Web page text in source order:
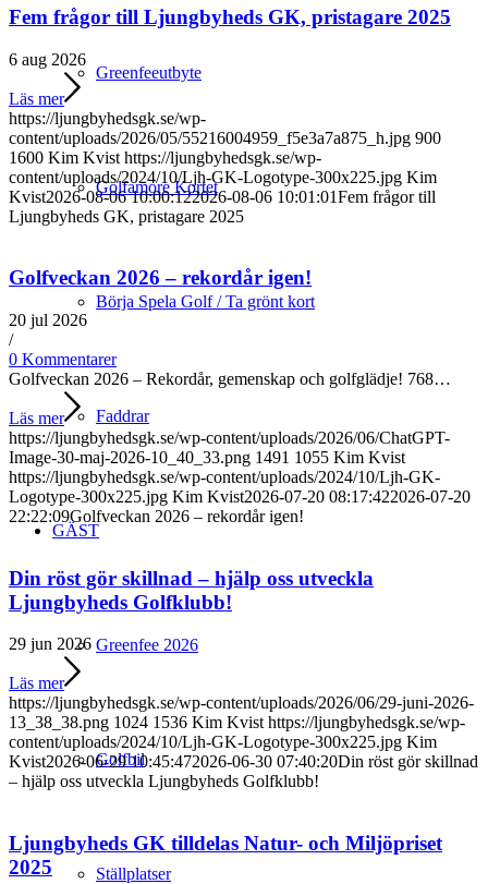
Greenfeeutbyte
Golfamore Kortet
Börja Spela Golf / Ta grönt kort
Faddrar
GÄST
Greenfee 2026
Golfbil
Ställplatser
Fem frågor till Ljungbyheds GK, pristagare 2025
6 aug 2026
Läs mer
https://ljungbyhedsgk.se/wp-
content/uploads/2026/05/55216004959_f5e3a7a875_h.jpg 900
1600 Kim Kvist https://ljungbyhedsgk.se/wp-
content/uploads/2024/10/Ljh-GK-Logotype-300x225.jpg Kim
Kvist2026-08-06 10:00:122026-08-06 10:01:01Fem frågor till
Ljungbyheds GK, pristagare 2025
Golfveckan 2026 – rekordår igen!
20 jul 2026
/
0 Kommentarer
Golfveckan 2026 – Rekordår, gemenskap och golfglädje! 768…
Läs mer
https://ljungbyhedsgk.se/wp-content/uploads/2026/06/ChatGPT-
Image-30-maj-2026-10_40_33.png 1491 1055 Kim Kvist
https://ljungbyhedsgk.se/wp-content/uploads/2024/10/Ljh-GK-
Logotype-300x225.jpg Kim Kvist2026-07-20 08:17:422026-07-20
22:22:09Golfveckan 2026 – rekordår igen!
Din röst gör skillnad – hjälp oss utveckla
Ljungbyheds Golfklubb!
29 jun 2026
Läs mer
https://ljungbyhedsgk.se/wp-content/uploads/2026/06/29-juni-2026-
13_38_38.png 1024 1536 Kim Kvist https://ljungbyhedsgk.se/wp-
content/uploads/2024/10/Ljh-GK-Logotype-300x225.jpg Kim
Kvist2026-06-29 10:45:472026-06-30 07:40:20Din röst gör skillnad
– hjälp oss utveckla Ljungbyheds Golfklubb!
Ljungbyheds GK tilldelas Natur- och Miljöpriset
2025